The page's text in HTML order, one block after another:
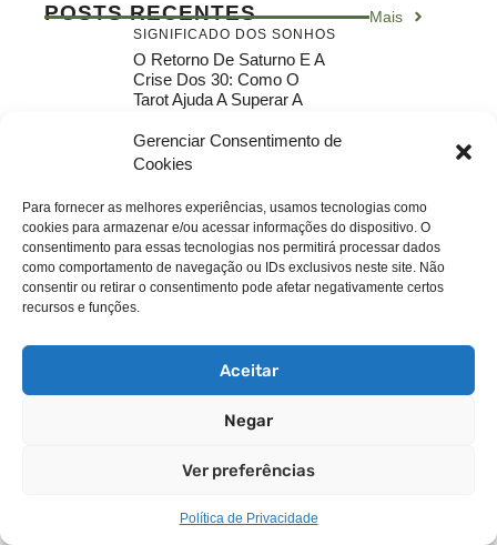
Gerenciar Consentimento de
Cookies
Para fornecer as melhores experiências, usamos tecnologias como
cookies para armazenar e/ou acessar informações do dispositivo. O
consentimento para essas tecnologias nos permitirá processar dados
como comportamento de navegação ou IDs exclusivos neste site. Não
consentir ou retirar o consentimento pode afetar negativamente certos
recursos e funções.
Aceitar
Negar
Ver preferências
Política de Privacidade
POSTS RECENTES Mais
SIGNIFICADO DOS SONHOS
O Retorno De Saturno E A
Crise Dos 30: Como O
Tarot Ajuda A Superar A
SIGNIFICADO DOS SONHOS
Como Unir Astrologia E
Sua Mentalidade De
Abundância
SIGNIFICADO DOS SONHOS
The Meaning Of Dreams:
Dreaming Of Your Own
Death
The Meaning Of Dreaming
SIGNIFICADO DOS SONHOS
Brincadeira Doces Ou
SIGNIFICADO DOS SONHOS